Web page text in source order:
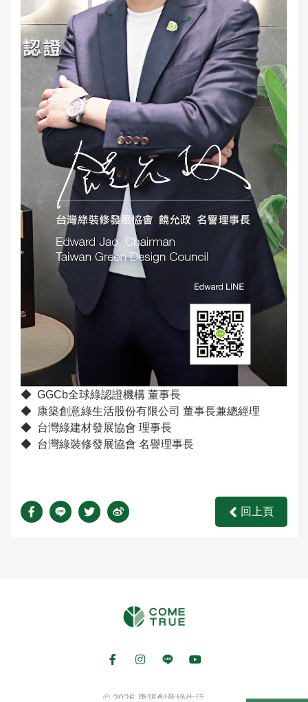
◆ GGCb全球綠認證機構 董事長
◆ 康築創意綠生活股份有限公司 董事長兼總經理
◆ 台灣綠建材發展協會 理事長
◆ 台灣綠裝修發展協會 名譽理事長
回上頁
© 2026 康築創意綠生活